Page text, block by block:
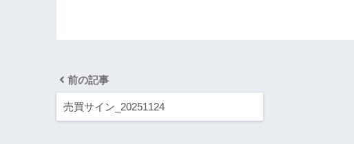
前の記事
売買サイン_20251124